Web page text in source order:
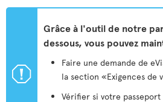
ü
Grâce à l'outil de notre
dessous, vous pouvez
Faire une demande de
la section «Exigences de
Vérifier si votre